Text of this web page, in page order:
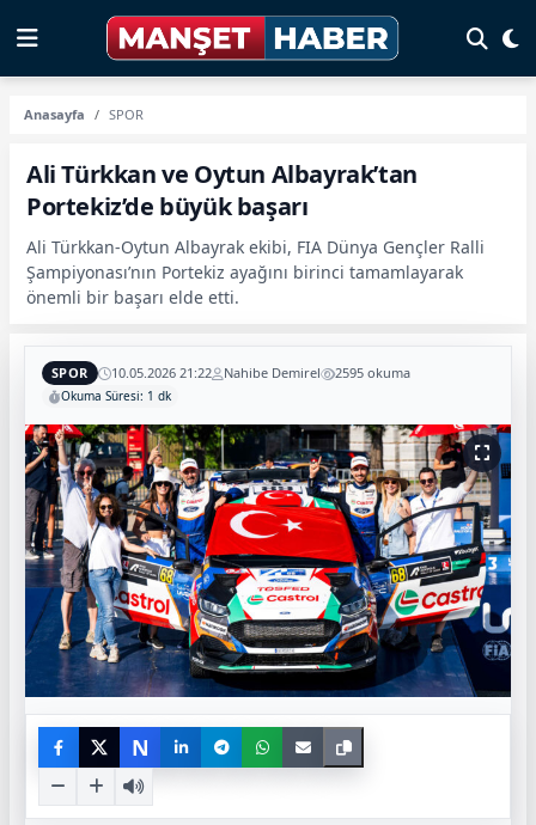
Anasayfa SPOR
Ali Türkkan ve Oytun Albayrak’tan
Portekiz’de büyük başarı
Ali Türkkan-Oytun Albayrak ekibi, FIA Dünya Gençler Ralli
Şampiyonası’nın Portekiz ayağını birinci tamamlayarak
önemli bir başarı elde etti.
SPOR 10.05.2026 21:22 Nahibe Demirel 2595 okuma
Okuma Süresi: 1 dk
N